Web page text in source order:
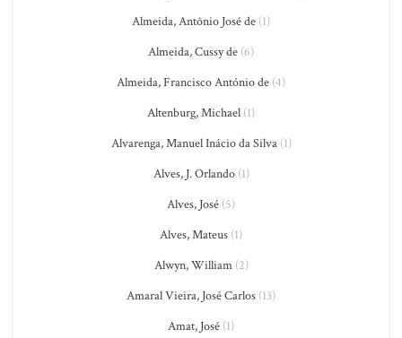
Almeida, Antônio José de (1)
Almeida, Cussy de (6)
Almeida, Francisco António de (4)
Altenburg, Michael (1)
Alvarenga, Manuel Inácio da Silva(1)
Alves, J. Orlando(1)
Alves, José (5)
Alves, Mateus (1)
Alwyn, William(2)
Amaral Vieira, José Carlos (13)
Amat, José (1)